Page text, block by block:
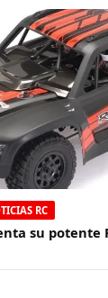
RC
su potente